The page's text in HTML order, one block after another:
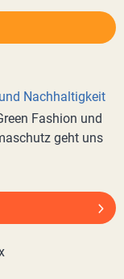
Nachhaltigkeit
Fashion und
geht uns